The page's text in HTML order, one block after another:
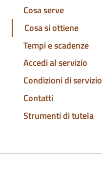
Cosa serve
Cosa si ottiene
Tempi e scadenze
Accedi al servizio
Condizioni di servizio
Contatti
Strumenti di tutela